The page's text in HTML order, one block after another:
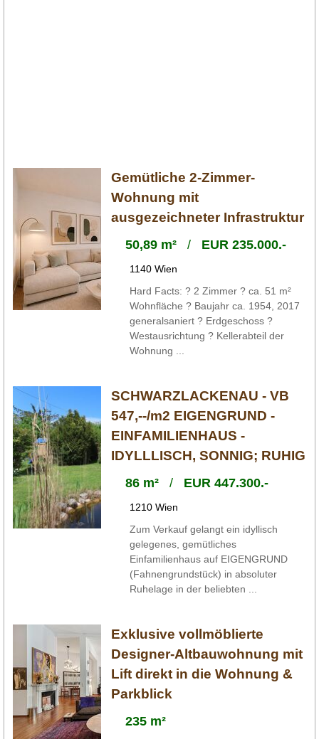
Gemütliche 2-Zimmer-
Wohnung mit
ausgezeichneter Infrastruktur
50,89 m²/ EUR 235.000.-
1140 Wien
Hard Facts: ? 2 Zimmer ? ca. 51 m²
Wohnfläche ? Baujahr ca. 1954, 2017
generalsaniert ? Erdgeschoss ?
Westausrichtung ? Kellerabteil der
Wohnung ...
SCHWARZLACKENAU - VB
547,--/m2 EIGENGRUND -
EINFAMILIENHAUS -
IDYLLLISCH, SONNIG; RUHIG
86 m²/ EUR 447.300.-
1210 Wien
Zum Verkauf gelangt ein idyllisch
gelegenes, gemütliches
Einfamilienhaus auf EIGENGRUND
(Fahnengrundstück) in absoluter
Ruhelage in der beliebten ...
Exklusive vollmöblierte
Designer-Altbauwohnung mit
Lift direkt in die Wohnung &
Parkblick
235 m²